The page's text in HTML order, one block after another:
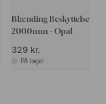
Blænding Beskyttelse
2000mm - Opal
329 kr.
På lager